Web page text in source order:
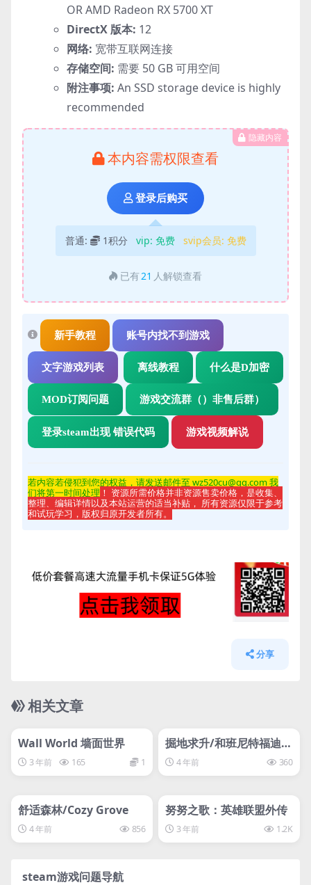
OR AMD Radeon RX 5700 XT
DirectX 版本: 12
网络: 宽带互联网连接
存储空间: 需要 50 GB 可用空间
附注事项: An SSD storage device is highly
recommended
隐藏内容
本内容需权限查看
登录后购买
普通: 1积分 vip: 免费 svip会员: 免费
已有21 人解锁查看
新手教程 账号内找不到游戏
文字游戏列表 离线教程 什么是D加密
MOD订阅问题 游戏交流群（）非售后群）
登录steam出现 错误代码 游戏视频解说
若内容若侵犯到您的权益，请发送邮件至 wz520cu@qq.com 我
们将第一时间处理 ！ 资源所需价格并非资源售卖价格，是收集、
整理、编辑详情以及本站运营的适当补贴， 所有资源仅限于参考
和试玩学习，版权归原开发者所有。
分享
相关文章
svip专属
Wall World 墙面世界
3 年前 165 1
svip专属
掘地求升/和班尼特福迪一
起攻克难关/Getting Ove
r It with Bennett Fodd
4 年前 360
舒适森林/Cozy Grove
4 年前 856
svip专属
努努之歌：英雄联盟外传
3 年前 1.2K
steam游戏问题导航